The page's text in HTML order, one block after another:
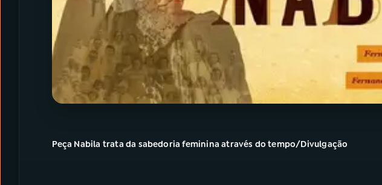
Peça Nabila trata da sabedoria feminina através do tempo/Divulgação